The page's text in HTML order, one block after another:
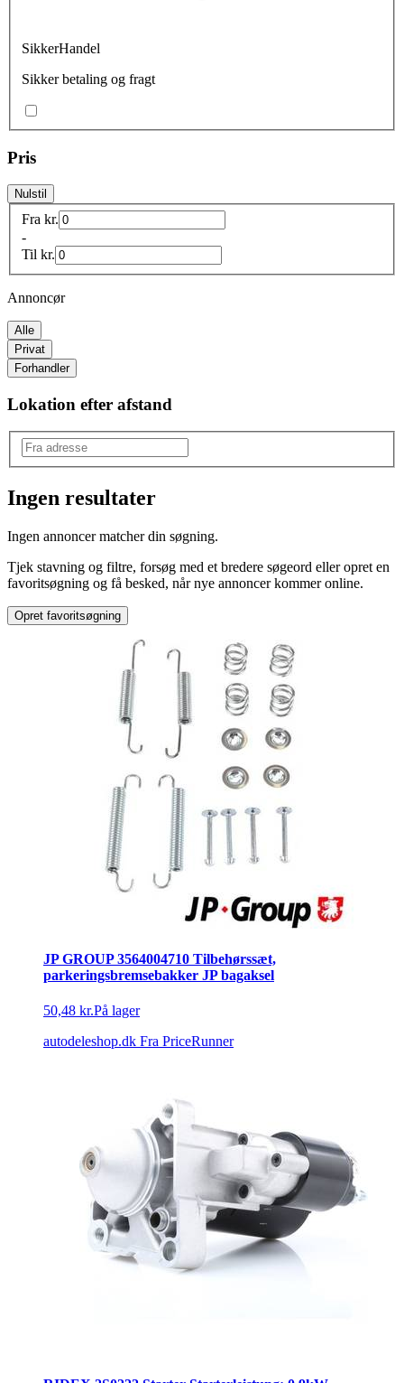
SikkerHandel
Sikker betaling og fragt
Pris
Nulstil
Fra kr.
-
Til kr.
Annoncør
Alle
Privat
Forhandler
Lokation efter afstand
Cykelophæng
Ingen resultater
Ingen annoncer matcher din søgning.
Tjek stavning og filtre, forsøg med et bredere søgeord eller opret en
favoritsøgning og få besked, når nye annoncer kommer online.
Opret favoritsøgning
JP GROUP 3564004710 Tilbehørssæt,
parkeringsbremsebakker JP bagaksel
50,48 kr.På lager
autodeleshop.dk Fra PriceRunner